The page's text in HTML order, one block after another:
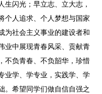
生闪光；早立志、立大志，
个人追求、个人梦想与国家
为社会主义事业的建设者和
业中展现青春风采、贡献青
不负青春、不负韶华，珍惜
业学、学专业，实践学、学
。希望同学们做自信自强之